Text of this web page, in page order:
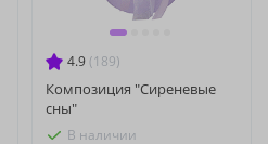
4.9 (189)
Композиция "Сиреневые
сны"
В наличии